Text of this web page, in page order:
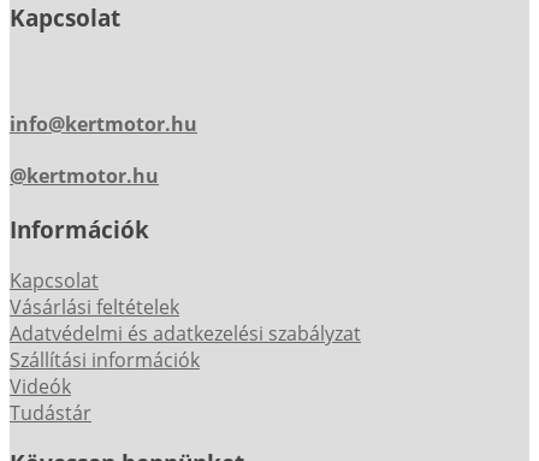
Kapcsolat
info@kertmotor.hu
@kertmotor.hu
Információk
Kapcsolat
Vásárlási feltételek
Adatvédelmi és adatkezelési szabályzat
Szállítási információk
Videók
Tudástár